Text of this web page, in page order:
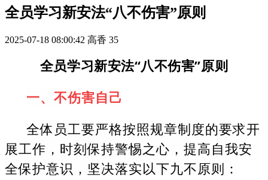
全员学习新安法“八不伤害”原则
2025-07-18 08:00:42 高香 35
全员学习新安法“八不伤害”原则
一、不伤害自己
全体员工要严格按照规章制度的要求开
展工作，时刻保持警惕之心，提高自我安
全保护意识，坚决落实以下九不原则：